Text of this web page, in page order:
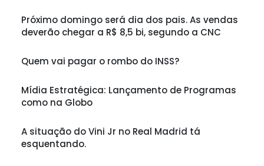
Próximo domingo será dia dos pais. As vendas
deverão chegar a R$ 8,5 bi, segundo a CNC
Quem vai pagar o rombo do INSS?
Mídia Estratégica: Lançamento de Programas
como na Globo
A situação do Vini Jr no Real Madrid tá
esquentando.